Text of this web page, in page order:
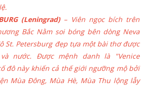
(Leningrad) – Viên ngọc bích trên
Bắc Nằm soi bóng bên dòng Neva
St. Petersburg đẹp tựa một bài thơ được
nước. Được mệnh danh là "Venice
đô này khiến cả thế giới ngưỡng mộ bởi
Mùa Đông, Mùa Hè, Mùa Thu lộng lẫy